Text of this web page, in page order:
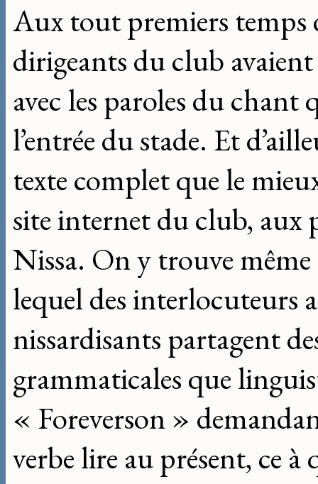
Aux tout premiers temps
dirigeants du club
avec les paroles du chant
l’entrée du stade. Et
texte complet que le
site internet du club, aux
Nissa. On y trouve
lequel des interlocuteurs
nissardisants partagent
grammaticales que
« Foreverson »
verbe lire au présent, ce